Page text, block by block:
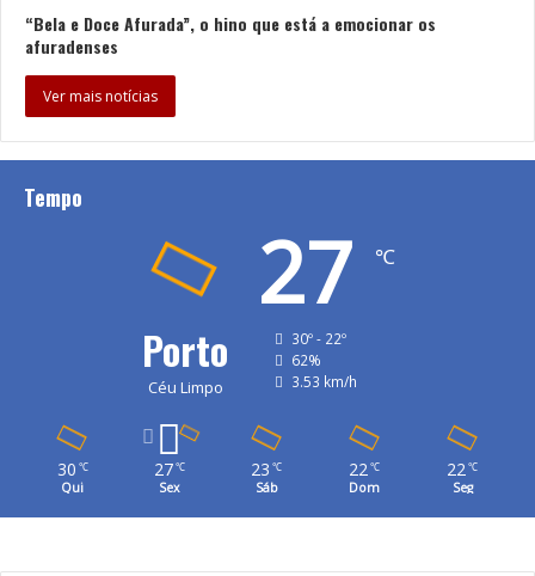
“Bela e Doce Afurada”, o hino que está a emocionar os
afuradenses
Ver mais notícias
Tempo
Porto
Céu Limpo
27 ℃
30º - 22º
62%
3.53 km/h
30 ℃
Qui
27 ℃
Sex
23 ℃
Sáb
22℃
Dom
22℃
Seg